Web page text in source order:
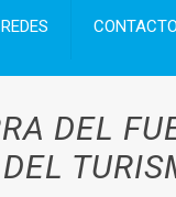
CONTACTO
DEL
DEL